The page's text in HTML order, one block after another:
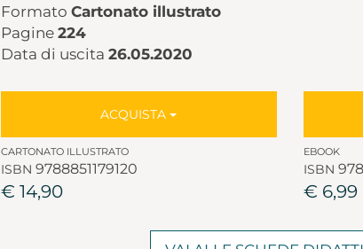
Formato Cartonato illustrato
Pagine 224
Data di uscita 26.05.2020
ACQUISTA
CARTONATO ILLUSTRATO
ISBN 9788851179120
€ 14,90
EBOOK
ISBN
€ 6,99